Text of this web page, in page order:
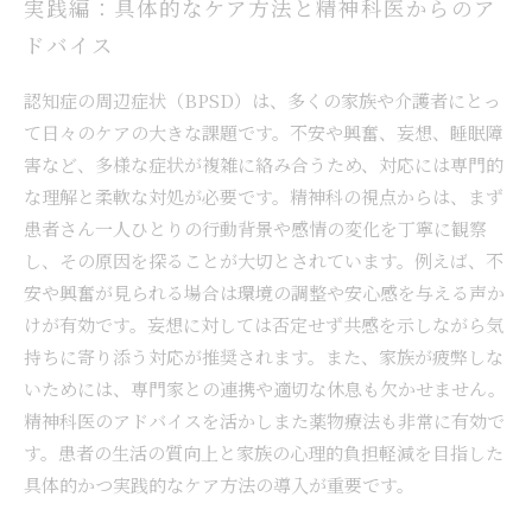
実践編：具体的なケア方法と精神科医からのア
ドバイス
認知症の周辺症状（BPSD）は、多くの家族や介護者にとっ
て日々のケアの大きな課題です。不安や興奮、妄想、睡眠障
害など、多様な症状が複雑に絡み合うため、対応には専門的
な理解と柔軟な対処が必要です。精神科の視点からは、まず
患者さん一人ひとりの行動背景や感情の変化を丁寧に観察
し、その原因を探ることが大切とされています。例えば、不
安や興奮が見られる場合は環境の調整や安心感を与える声か
けが有効です。妄想に対しては否定せず共感を示しながら気
持ちに寄り添う対応が推奨されます。また、家族が疲弊しな
いためには、専門家との連携や適切な休息も欠かせません。
精神科医のアドバイスを活かしまた薬物療法も非常に有効で
す。患者の生活の質向上と家族の心理的負担軽減を目指した
具体的かつ実践的なケア方法の導入が重要です。